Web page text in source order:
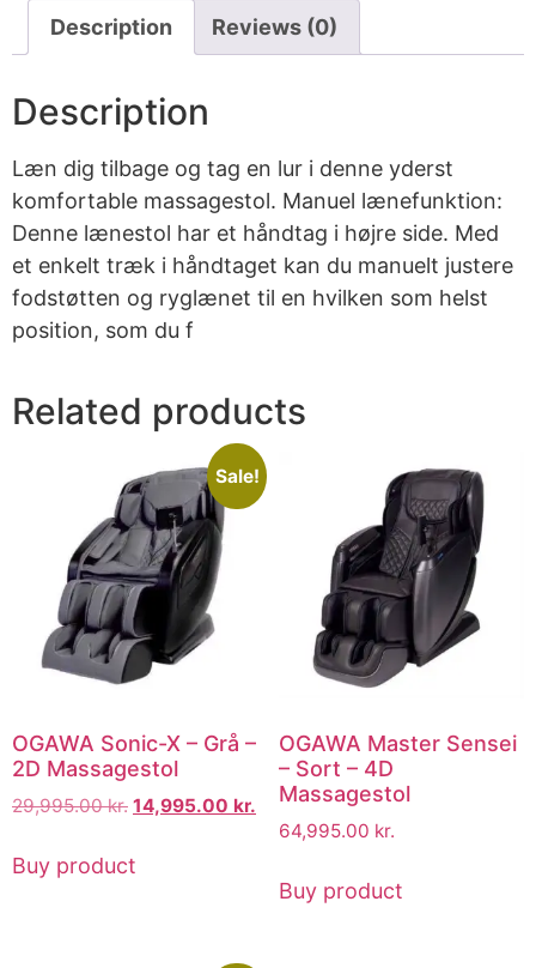
Description Reviews (0)
Description
Læn dig tilbage og tag en lur i denne yderst
komfortable massagestol. Manuel lænefunktion:
Denne lænestol har et håndtag i højre side. Med
et enkelt træk i håndtaget kan du manuelt justere
fodstøtten og ryglænet til en hvilken som helst
position, som du f
Related products
Sale!
OGAWA Sonic-X – Grå –
2D Massagestol
29,995.00kr. 14,995.00 kr.
Buy product
OGAWA Master Sensei
– Sort – 4D
Massagestol
64,995.00 kr.
Buy product